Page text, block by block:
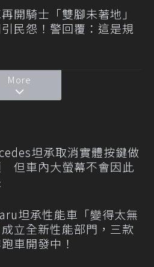
開騎士「雙腳未著地」
民怨！警回覆：這是規
More
坦承取消實體按鍵做
但車內大螢幕不會因此
坦承性能車「變得太無
立全新性能部門，三款
車開發中！